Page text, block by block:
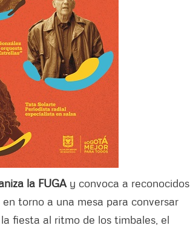
la FUGA y convoca a reconocidos
torno a una mesa para conversar
fiesta al ritmo de los timbales, el